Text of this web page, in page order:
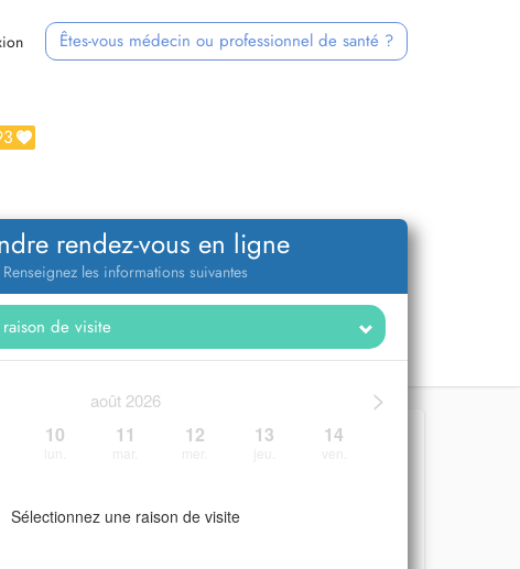
Êtes-vous médecin ou professionnel de santé ?
rendez-vous en ligne
Renseignez les informations suivantes
>
août 2026
10 11 12 13 14
Sélectionnez une raison de visite